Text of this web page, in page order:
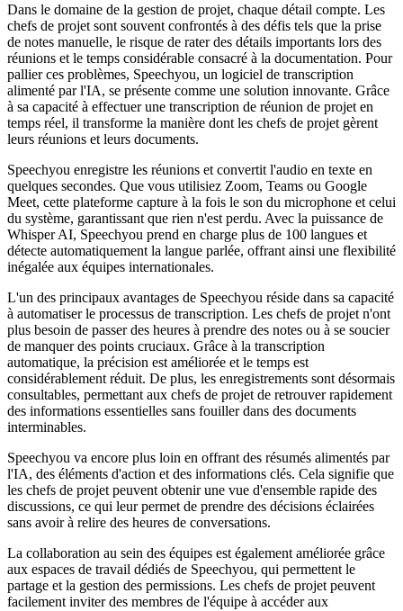
Dans le domaine de la gestion de projet, chaque détail compte. Les
chefs de projet sont souvent confrontés à des défis tels que la prise
de notes manuelle, le risque de rater des détails importants lors des
réunions et le temps considérable consacré à la documentation. Pour
pallier ces problèmes, Speechyou, un logiciel de transcription
alimenté par l'IA, se présente comme une solution innovante. Grâce
à sa capacité à effectuer une transcription de réunion de projet en
temps réel, il transforme la manière dont les chefs de projet gèrent
leurs réunions et leurs documents.
Speechyou enregistre les réunions et convertit l'audio en texte en
quelques secondes. Que vous utilisiez Zoom, Teams ou Google
Meet, cette plateforme capture à la fois le son du microphone et celui
du système, garantissant que rien n'est perdu. Avec la puissance de
Whisper AI, Speechyou prend en charge plus de 100 langues et
détecte automatiquement la langue parlée, offrant ainsi une flexibilité
inégalée aux équipes internationales.
L'un des principaux avantages de Speechyou réside dans sa capacité
à automatiser le processus de transcription. Les chefs de projet n'ont
plus besoin de passer des heures à prendre des notes ou à se soucier
de manquer des points cruciaux. Grâce à la transcription
automatique, la précision est améliorée et le temps est
considérablement réduit. De plus, les enregistrements sont désormais
consultables, permettant aux chefs de projet de retrouver rapidement
des informations essentielles sans fouiller dans des documents
interminables.
Speechyou va encore plus loin en offrant des résumés alimentés par
l'IA, des éléments d'action et des informations clés. Cela signifie que
les chefs de projet peuvent obtenir une vue d'ensemble rapide des
discussions, ce qui leur permet de prendre des décisions éclairées
sans avoir à relire des heures de conversations.
La collaboration au sein des équipes est également améliorée grâce
aux espaces de travail dédiés de Speechyou, qui permettent le
partage et la gestion des permissions. Les chefs de projet peuvent
facilement inviter des membres de l'équipe à accéder aux